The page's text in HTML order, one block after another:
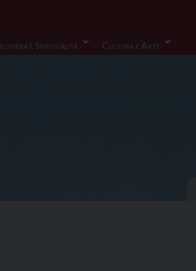
e Spiritualità Cultura e Arte